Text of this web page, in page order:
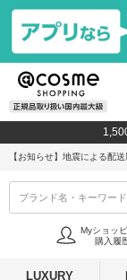
【お知らせ】 地震による配送
ブランド名・キーワー
Myショッ
購入履
LUXURY